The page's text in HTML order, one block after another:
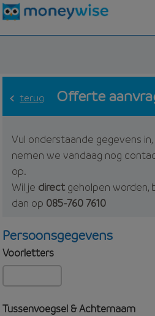
terug Offerte
Vul onderstaande gegevens in,
nemen we vandaag nog
op.
Wil je directgeholpen worden,
dan op 085-760 7610
Persoonsgegevens
Voorletters
Tussenvoegsel & Achternaam